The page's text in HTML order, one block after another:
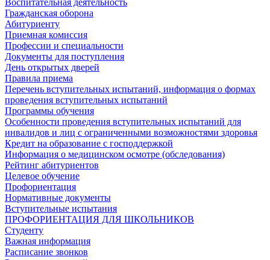
Воспитательная деятельность
Гражданская оборона
Абитуриенту
Приемная комиссия
Профессии и специальности
Документы для поступления
День открытых дверей
Правила приема
Перечень вступительных испытаний, информация о формах
проведения вступительных испытаний
Программы обучения
Особенности проведения вступительных испытаний для
инвалидов и лиц с ограниченными возможностями здоровья
Кредит на образование с господдержкой
Информация о медицинском осмотре (обследования)
Рейтинг абитуриентов
Целевое обучение
Профориентация
Нормативные документы
Вступительные испытания
ПРОФОРИЕНТАЦИЯ ДЛЯ ШКОЛЬНИКОВ
Студенту
Важная информация
Расписание звонков